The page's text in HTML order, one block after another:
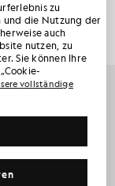
mit Kapuze
£110.00
zu
und die Nutzung der
auch
nutzen, zu
Sie können Ihre
vollständige
IHRE
als Erste von den
exklusiv
mit 15 % Rabatt.